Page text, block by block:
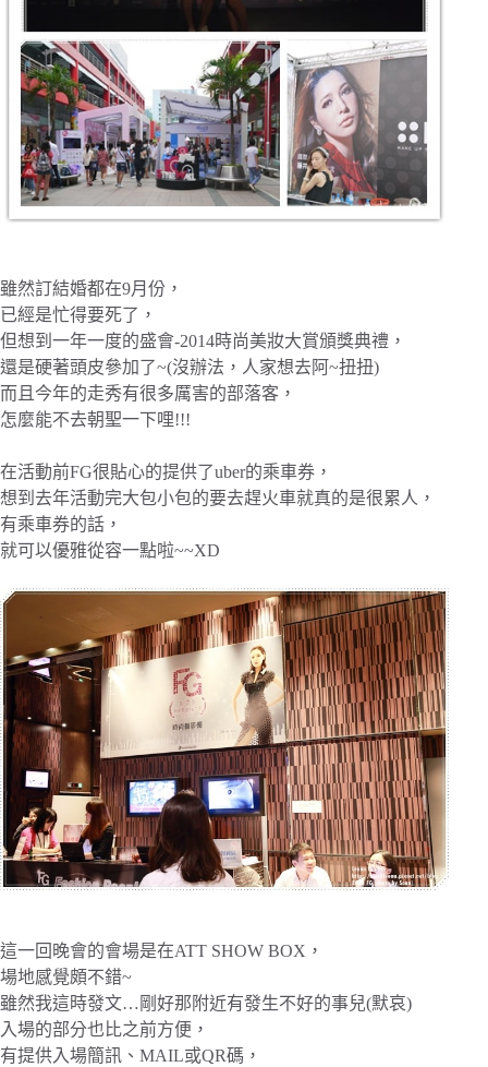
雖然訂結婚都在9月份，
已經是忙得要死了，
但想到一年一度的盛會-2014時尚美妝大賞頒獎典禮，
還是硬著頭皮參加了~(沒辦法，人家想去阿~扭扭)
而且今年的走秀有很多厲害的部落客，
怎麼能不去朝聖一下哩!!!
在活動前FG很貼心的提供了uber的乘車券，
想到去年活動完大包小包的要去趕火車就真的是很累人，
有乘車券的話，
就可以優雅從容一點啦~~XD
這一回晚會的會場是在ATT SHOW BOX，
場地感覺頗不錯~
雖然我這時發文…剛好那附近有發生不好的事兒(默哀)
入場的部分也比之前方便，
有提供入場簡訊、MAIL或QR碼，